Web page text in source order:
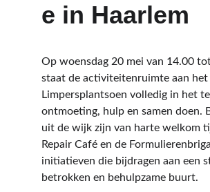
e in Haarlem
Op woensdag 20 mei van 14.00
staat de activiteitenruimte aan het
Limpersplantsoen volledig in het
ontmoeting, hulp en samen doen.
uit de wijk zijn van harte welkom
Repair Café en de
initiatieven die bijdragen aan een
betrokken en behulpzame buurt.